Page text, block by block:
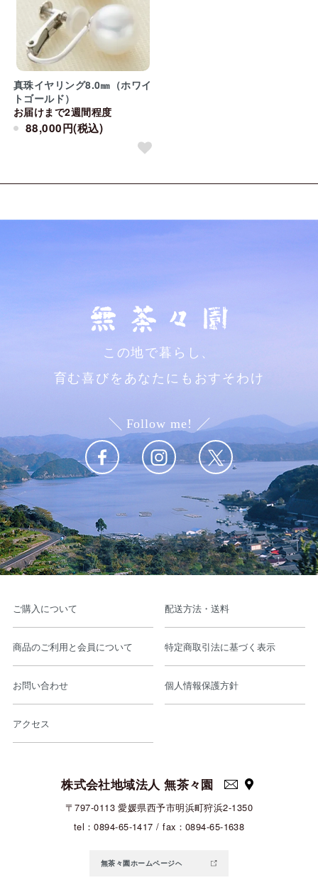
真珠イヤリング8.0㎜（ホワイ
トゴールド）
お届けまで2週間程度
88,000円(税込)
この地で暮らし、
育む喜びをあなたにもおすそわけ
Follow me!
ご購入について 配送方法・送料
商品のご利用と会員について 特定商取引法に基づく表示
お問い合わせ 個人情報保護方針
アクセス
株式会社地域法人 無茶々園
〒797-0113 愛媛県西予市明浜町狩浜2-1350
tel：0894-65-1417 / fax：0894-65-1638
無茶々園ホームページへ